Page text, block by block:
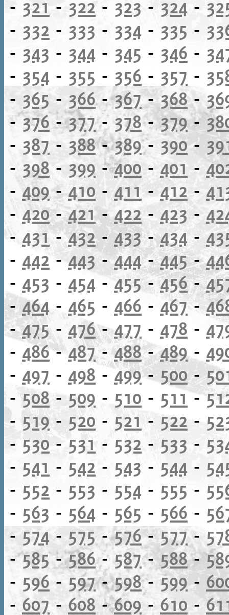
- 321 - 322 - 323 - 324 -
- 332 - 333 - 334 - 335 -
- 343 - 344 - 345 - 346 -
- 354 - 355 - 356 - 357 -
- 365 - 366-367-368-
-376-377-378- 379-
- 387 - 388-389- 390-
- 398 - 399 -400-401 -
-409-410 - 411-412 -
- 420-421-422 - 423 -
- 431-432-433-434-
- 442 -443 -444-445-
- 453 - 454 -455-456-
- 464 - 465 - 466 - 467-
-475- 476-477 - 478 -
- 486-487-488-489-
- 497 - 498 -499- 500-
- 508- 509 - 510 - 511-
-519- 520 - 521 - 522 -
- 530- 531 - 532 - 533 -
- 541 - 542 - 543 - 544 -
- 552 - 553 - 554 - 555 -
- 563 - 564 - 565 - 566 -
- 574 - 575-576-577-
-585-586- 587-588-
- 596 - 597-598- 599-
- 607- 608 -609-610 -